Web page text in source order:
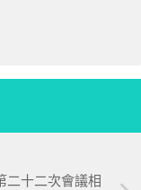
二十二次會議相